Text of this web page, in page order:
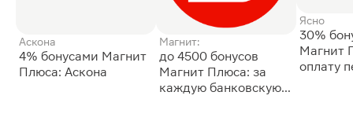
Аскона
4% бонусами Магнит
Плюса: Аскона
Магнит:
до 4500 бонусов
Магнит Плюса: за
каждую банковскую
Ясно
30%
Магнит
оплату